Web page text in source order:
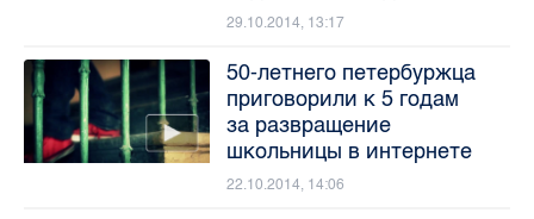
29.10.2014, 13:17
50-летнего петербуржца
приговорили к 5 годам
за развращение
школьницы в интернете
22.10.2014, 14:06